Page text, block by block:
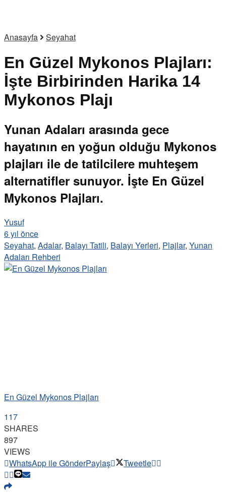
Anasayfa Seyahat
En Güzel Mykonos Plajları:
İşte Birbirinden Harika 14
Mykonos Plajı
Yunan Adaları arasında gece
hayatının en yoğun olduğu Mykonos
plajları ile de tatilcilere muhteşem
alternatifler sunuyor. İşte En Güzel
Mykonos Plajları.
Yusuf
6 yıl önce
Seyahat, Adalar, Balayı Tatili, Balayı Yerleri, Plajlar, Yunan
Adaları Rehberi
En Güzel Mykonos Plajları
117
SHARES
897
VIEWS
WhatsApp ile GönderPaylaş Tweetle